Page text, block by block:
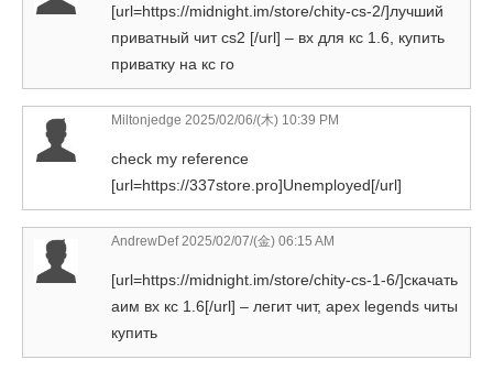
[url=https://midnight.im/store/chity-cs-2/]лучший
приватный чит cs2 [/url] – вх для кс 1.6, купить
приватку на кс го
Miltonjedge 2025/02/06/(木) 10:39 PM
check my reference
[url=https://337store.pro]Unemployed[/url]
AndrewDef2025/02/07/(金) 06:15 AM
[url=https://midnight.im/store/chity-cs-1-6/]скачать
аим вх кс 1.6[/url] – легит чит, apex legends читы
купить